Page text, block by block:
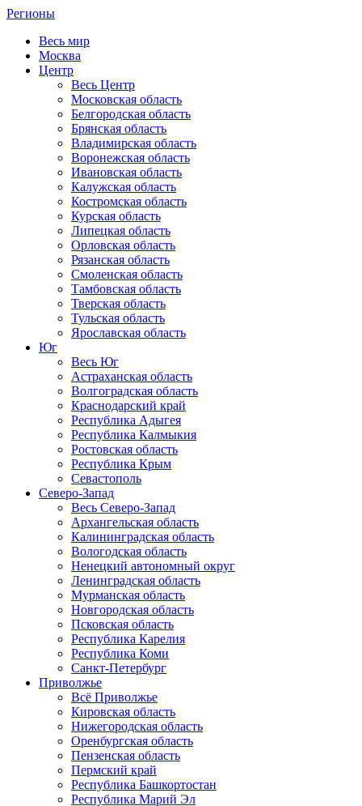
Регионы
Весь мир
Москва
Центр
Весь Центр
Московская область
Белгородская область
Брянская область
Владимирская область
Воронежская область
Ивановская область
Калужская область
Костромская область
Курская область
Липецкая область
Орловская область
Рязанская область
Смоленская область
Тамбовская область
Тверская область
Тульская область
Ярославская область
Юг
Весь Юг
Астраханская область
Волгоградская область
Краснодарский край
Республика Адыгея
Республика Калмыкия
Ростовская область
Республика Крым
Севастополь
Северо-Запад
Весь Северо-Запад
Архангельская область
Калининградская область
Вологодская область
Ненецкий автономный округ
Ленинградская область
Мурманская область
Новгородская область
Псковская область
Республика Карелия
Республика Коми
Санкт-Петербург
Приволжье
Всё Приволжье
Кировская область
Нижегородская область
Оренбургская область
Пензенская область
Пермский край
Республика Башкортостан
Республика Марий Эл